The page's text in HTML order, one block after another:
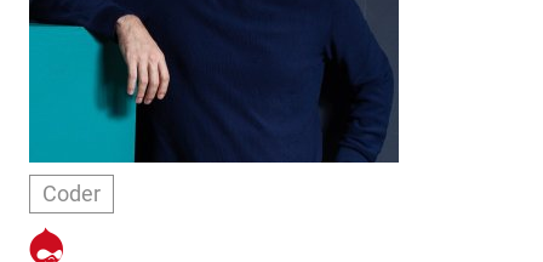
Coder
https://www.drupal.org/u/